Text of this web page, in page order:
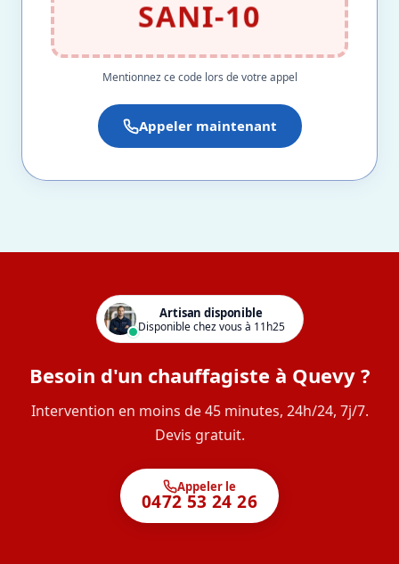
SANI-10
Mentionnez ce code lors de votre appel
Appeler maintenant
Artisan disponible
Disponible chez vous à 11h25
Besoin d'un chauffagiste à Quevy ?
Intervention en moins de 45 minutes, 24h/24, 7j/7.
Devis gratuit.
Appeler le
0472 53 24 26